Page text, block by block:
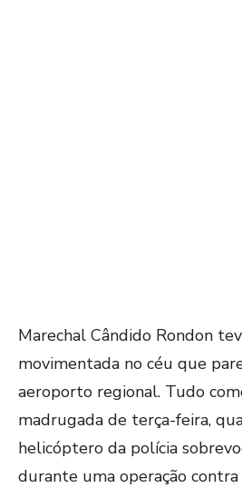
Marechal Cândido Rondon
movimentada no céu que
aeroporto regional. Tudo
madrugada de terça-feira,
helicóptero da polícia
durante uma operação